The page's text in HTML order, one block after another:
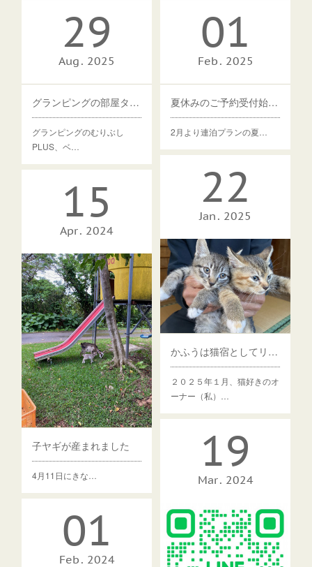
29
Aug 2025
グランピングの部屋タイプ変更しました
グランピングのむりぶし
PLUS、ベ…
01
Feb 2025
夏休みのご予約受付始めました
2月より連泊プランの夏…
22
Jan 2025
かふうは猫宿としてリスタートします
２０２５年１月、猫好きのオ
ーナー（私）…
15
Apr 2024
子ヤギが産まれました
4月11日にきな… 19
Mar 2024
01
Feb 2024